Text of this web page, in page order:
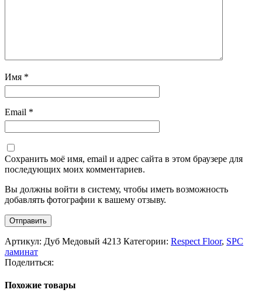
Имя *
Email *
Сохранить моё имя, email и адрес сайта в этом браузере для
последующих моих комментариев.
Вы должны войти в систему, чтобы иметь возможность
добавлять фотографии к вашему отзыву.
Артикул: Дуб Медовый 4213 Категории: Respect Floor, SPC
ламинат
Поделиться:
Похожие товары